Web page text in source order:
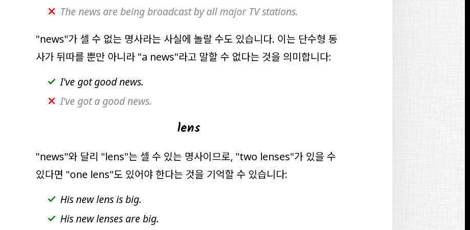
The news are being broadcast by all major TV stations.
"news"가 셀 수 없는 명사라는 사실에 놀랄 수도 있습니다. 이는 단수형 동
사가 뒤따를 뿐만 아니라 "a news"라고 말할 수 없다는 것을 의미합니다:
I've got good news.
I've got a good news.
lens
"news"와 달리 "lens"는 셀 수 있는 명사이므로, "two lenses"가 있을 수
있다면 "one lens"도 있어야 한다는 것을 기억할 수 있습니다:
His new lensisbig.
His new lenses arebig.